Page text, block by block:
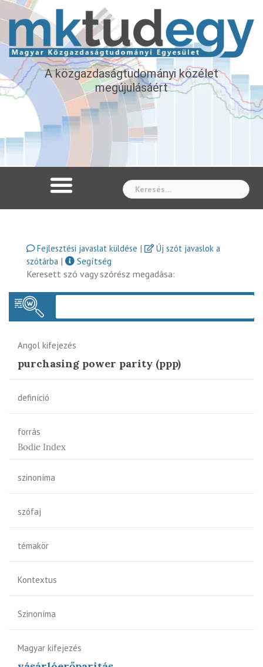
A közgazdaságtudományi közélet
megújulásáért
Fejlesztési javaslat küldése |
Új szót javaslok a
szótárba |
Segítség
Keresett szó vagy szórész megadása:
Angol kifejezés
purchasing power parity (ppp)
definíció
forrás
Bodie Index
szinoníma
szófaj
témakör
Kontextus
Szinoníma
Magyar kifejezés